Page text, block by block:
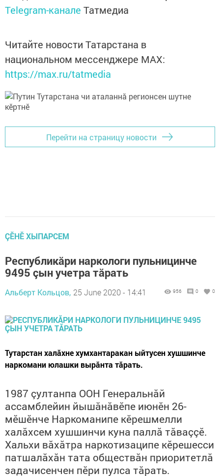
Telegram-канале Татмедиа
Читайте новости Татарстана в
национальном мессенджере MАХ:
https://max.ru/tatmedia
Перейти на страницу новости
ÇӖНӖ ХЫПАРСЕМ
Республикăри наркологи пульницинче
9495 çын учетра тăрать
Альберт Кольцов, 25 June 2020 - 14:41 956 0 0
Тутарстан халăхне хумхантаракан ыйтусен хушшинче
наркомани юлашки вырăнта тăрать.
1987 çултанпа ООН Генеральнăй
ассамблейин йышăнăвӗпе июнӗн 26-
мӗшӗнче Наркоманипе кӗрешмелли
халăхсем хушшинчи куна паллă тăваççӗ.
Хальхи вăхăтра наркотизаципе кӗрешесси
патшалăхăн тата обществăн приоритетлă
задачисенчен пӗри пулса тăрать.